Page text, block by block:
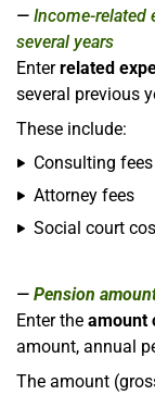
Income-related
several years
Enterrelated
several previous
These include:
Consulting fees
Attorney fees
Social court
Pension
Enter the amount
amount, annual
The amount